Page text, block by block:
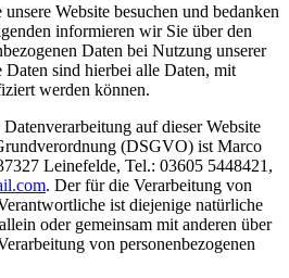
Website besuchen und bedanken
informieren wir Sie über den
Daten bei Nutzung unserer
Daten sind hierbei alle Daten, mit
werden können.
auf dieser Website
(DSGVO) ist Marco
Leinefelde, Tel.: 03605 5448421,
. Der für die Verarbeitung von
ist diejenige natürliche
oder gemeinsam mit anderen über
von personenbezogenen